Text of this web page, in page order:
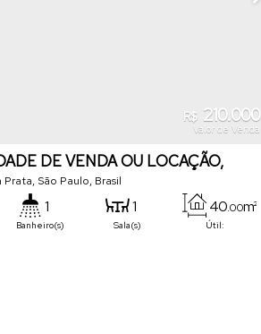
R$ 210.000
Valor de Venda
DE VENDA OU LOCAÇÃO,
DA PRATA.
Prata, São Paulo, Brasil
1
Banheiro(s)
1
Sala(s) Útil:
40.00m²